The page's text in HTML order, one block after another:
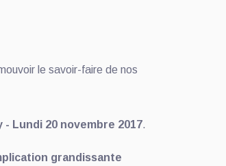
le savoir-faire de nos
- Lundi 20 novembre 2017.
grandissante